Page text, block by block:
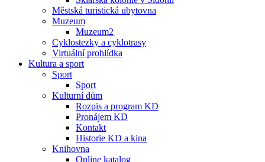
Městská turistická ubytovna
Muzeum
Muzeum2
Cyklostezky a cyklotrasy
Virtuální prohlídka
Kultura a sport
Sport
Sport
Kulturní dům
Rozpis a program KD
Pronájem KD
Kontakt
Historie KD a kina
Knihovna
Online katalog